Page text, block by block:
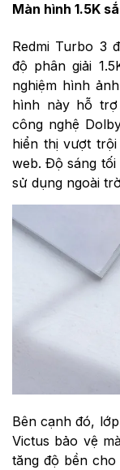
Màn hình 1.5K
Redmi Turbo 3
độ phân giải
nghiệm hình
hình này hỗ
công nghệ
hiển thị vượt
web. Độ sáng tối
sử dụng ngoài
Bên cạnh đó,
Victus bảo vệ
tăng độ bền